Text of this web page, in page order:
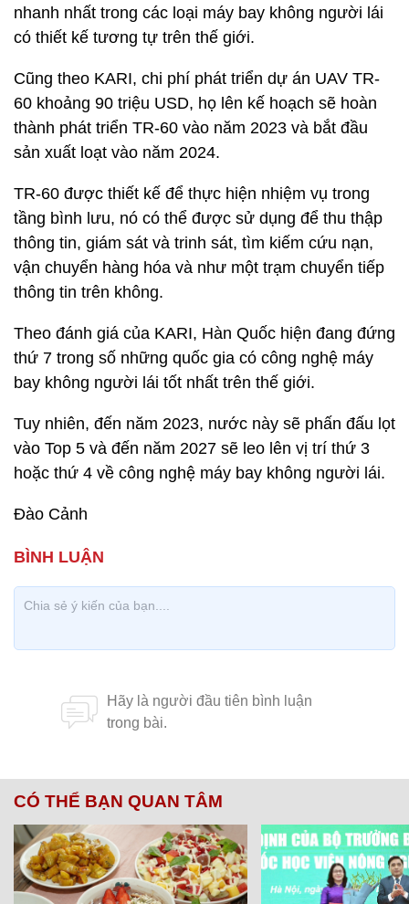
nhanh nhất trong các loại máy bay không người lái
có thiết kế tương tự trên thế giới.
Cũng theo KARI, chi phí phát triển dự án UAV TR-
60 khoảng 90 triệu USD, họ lên kế hoạch sẽ hoàn
thành phát triển TR-60 vào năm 2023 và bắt đầu
sản xuất loạt vào năm 2024.
TR-60 được thiết kế để thực hiện nhiệm vụ trong
tầng bình lưu, nó có thể được sử dụng để thu thập
thông tin, giám sát và trinh sát, tìm kiếm cứu nạn,
vận chuyển hàng hóa và như một trạm chuyển tiếp
thông tin trên không.
Theo đánh giá của KARI, Hàn Quốc hiện đang đứng
thứ 7 trong số những quốc gia có công nghệ máy
bay không người lái tốt nhất trên thế giới.
Tuy nhiên, đến năm 2023, nước này sẽ phấn đấu lọt
vào Top 5 và đến năm 2027 sẽ leo lên vị trí thứ 3
hoặc thứ 4 về công nghệ máy bay không người lái.
Đào Cảnh
CÓ THỂ BẠN QUAN TÂM